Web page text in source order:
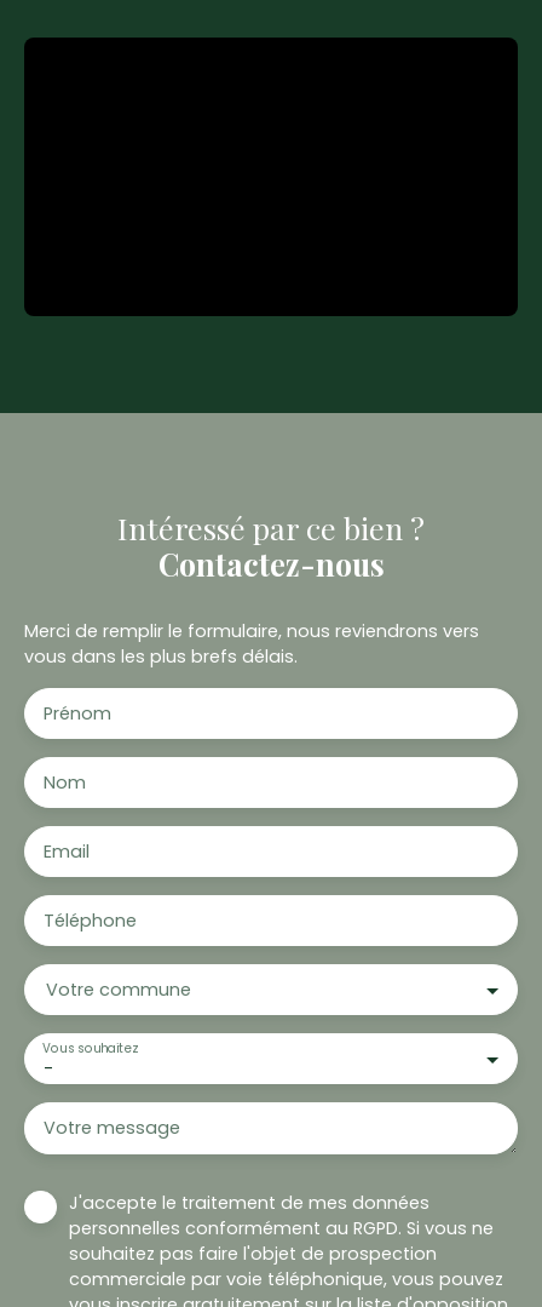
Intéressé par ce bien ?
Contactez-nous
Merci de remplir le formulaire, nous reviendrons vers
vous dans les plus brefs délais.
Prénom
Nom
Email
Téléphone
Votre commune
-
Vous souhaitez
Votre message
J'accepte le traitement de mes données
personnelles conformément au RGPD. Si vous ne
souhaitez pas faire l'objet de prospection
commerciale par voie téléphonique, vous pouvez